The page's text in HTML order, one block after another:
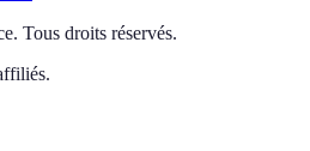
. Tous droits réservés.